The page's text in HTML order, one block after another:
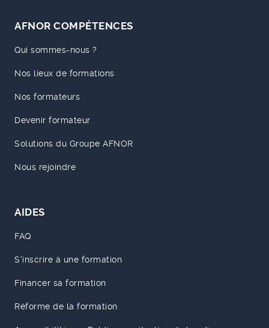
AFNOR COMPÉTENCES
Qui sommes-nous ?
Nos lieux de formations
Nos formateurs
Devenir formateur
Solutions du Groupe AFNOR
Nous rejoindre
AIDES
FAQ
S'inscrire à une formation
Financer sa formation
Réforme de la formation